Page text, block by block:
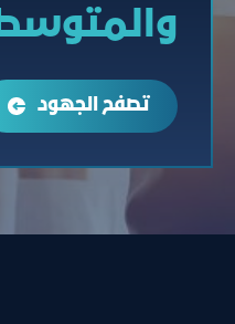
تصفح الجهود